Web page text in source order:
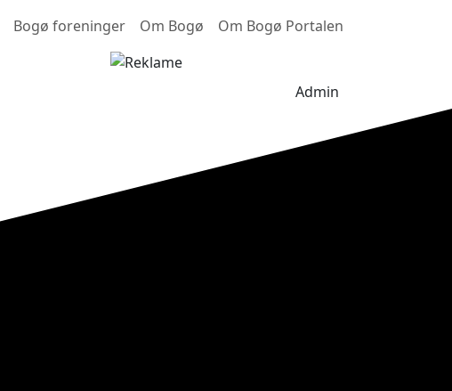
Bogø foreninger Om Bogø Om Bogø Portalen
Admin